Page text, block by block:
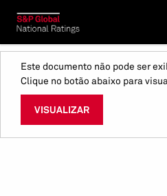
Este documento não pode ser
Clique no botão abaixo para
VISUALIZAR